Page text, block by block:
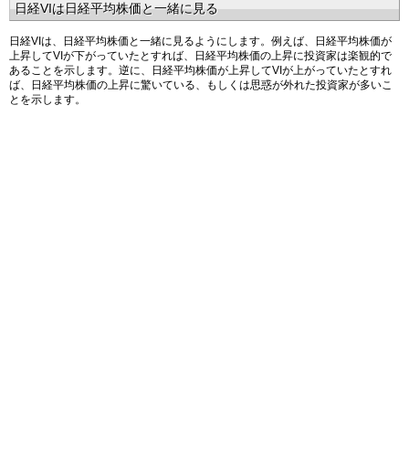
日経VIは日経平均株価と一緒に見る
日経VIは、日経平均株価と一緒に見るようにします。例えば、日経平均株価が
上昇してVIが下がっていたとすれば、日経平均株価の上昇に投資家は楽観的で
あることを示します。逆に、日経平均株価が上昇してVIが上がっていたとすれ
ば、日経平均株価の上昇に驚いている、もしくは思惑が外れた投資家が多いこ
とを示します。